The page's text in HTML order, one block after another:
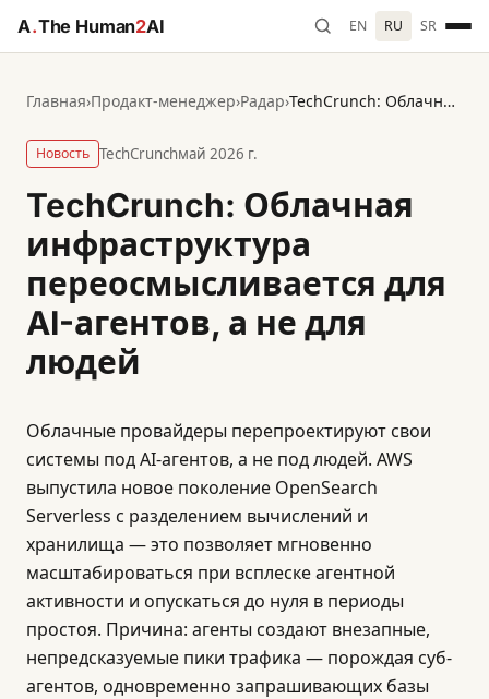
A.The Human2AI EN RU SR
Главная›Продакт-менеджер›Радар› TechCrunch: Облачная инфраструктура переосмысливается для AI-агентов, а не для людей
Новость TechCrunchмай 2026 г.
TechCrunch: Облачная
инфраструктура
переосмысливается для
AI-агентов, а не для
людей
Облачные провайдеры перепроектируют свои
системы под AI-агентов, а не под людей. AWS
выпустила новое поколение OpenSearch
Serverless с разделением вычислений и
хранилища — это позволяет мгновенно
масштабироваться при всплеске агентной
активности и опускаться до нуля в периоды
простоя. Причина: агенты создают внезапные,
непредсказуемые пики трафика — порождая суб-
агентов, одновременно запрашивающих базы